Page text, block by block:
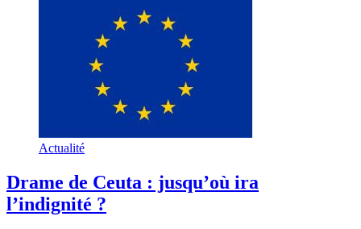
Actualité
Drame de Ceuta : jusqu’où ira
l’indignité ?